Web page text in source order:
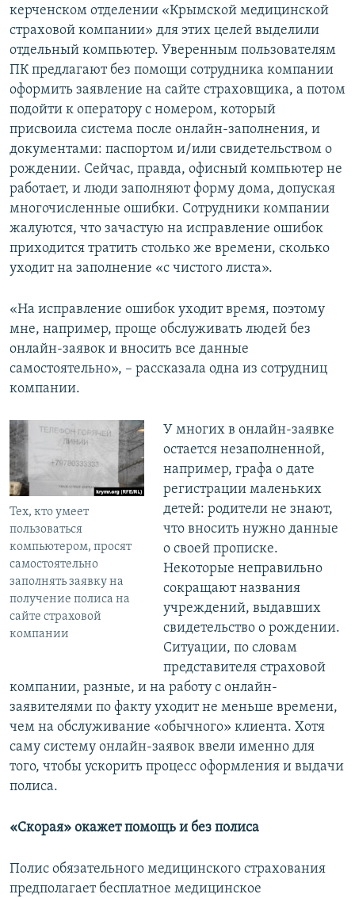
керченском отделении «Крымской медицинской
страховой компании» для этих целей выделили
отдельный компьютер. Уверенным пользователям
ПК предлагают без помощи сотрудника компании
оформить заявление на сайте страховщика, а потом
подойти к оператору с номером, который
присвоила система после онлайн-заполнения, и
документами: паспортом и/или свидетельством о
рождении. Сейчас, правда, офисный компьютер не
работает, и люди заполняют форму дома, допуская
многочисленные ошибки. Сотрудники компании
жалуются, что зачастую на исправление ошибок
приходится тратить столько же времени, сколько
уходит на заполнение «с чистого листа».
«На исправление ошибок уходит время, поэтому
мне, например, проще обслуживать людей без
онлайн-заявок и вносить все данные
самостоятельно», – рассказала одна из сотрудниц
компании.
Тех, кто умеет
пользоваться
компьютером, просят
самостоятельно
заполнять заявку на
получение полиса на
сайте страховой
компании
У многих в онлайн-заявке
остается незаполненной,
например, графа о дате
регистрации маленьких
детей: родители не знают,
что вносить нужно данные
о своей прописке.
Некоторые неправильно
сокращают названия
учреждений, выдавших
свидетельство о рождении.
Ситуации, по словам
представителя страховой
компании, разные, и на работу с онлайн-
заявителями по факту уходит не меньше времени,
чем на обслуживание «обычного» клиента. Хотя
саму систему онлайн-заявок ввели именно для
того, чтобы ускорить процесс оформления и выдачи
полиса.
«Скорая» окажет помощь и без полиса
Полис обязательного медицинского страхования
предполагает бесплатное медицинское